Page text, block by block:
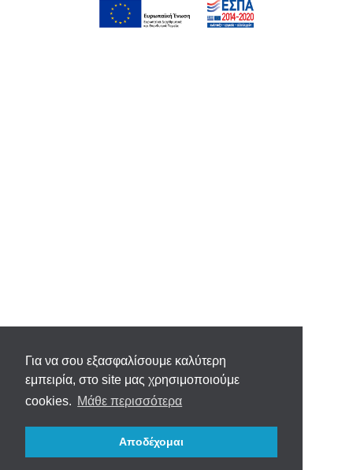
Για να σου εξασφαλίσουμε καλύτερη
εμπειρία, στο site μας χρησιμοποιούμε
cookies. Μάθε περισσότερα
Αποδέχομαι